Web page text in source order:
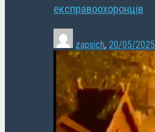
експравоохоронців
zapsich, 20/05/2025